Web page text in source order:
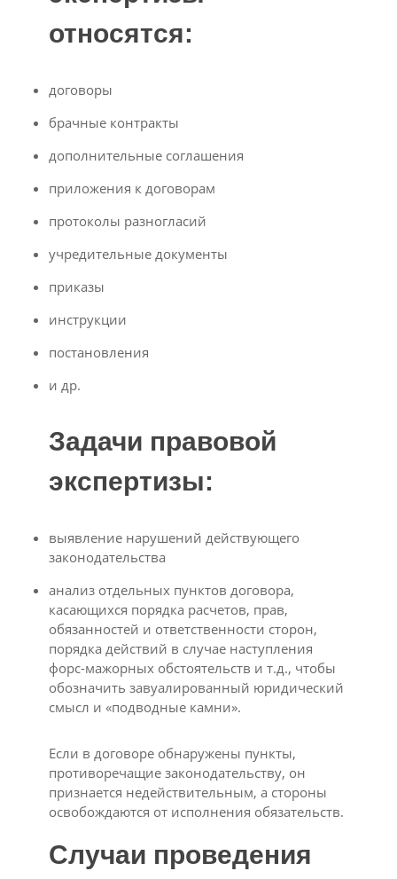
относятся:
договоры
брачные контракты
дополнительные соглашения
приложения к договорам
протоколы разногласий
учредительные документы
приказы
инструкции
постановления
и др.
Задачи правовой
экспертизы:
выявление нарушений действующего
законодательства
анализ отдельных пунктов договора,
касающихся порядка расчетов, прав,
обязанностей и ответственности сторон,
порядка действий в случае наступления
форс-мажорных обстоятельств и т.д., чтобы
обозначить завуалированный юридический
смысл и «подводные камни».
Если в договоре обнаружены пункты,
противоречащие законодательству, он
признается недействительным, а стороны
освобождаются от исполнения обязательств.
Случаи проведения